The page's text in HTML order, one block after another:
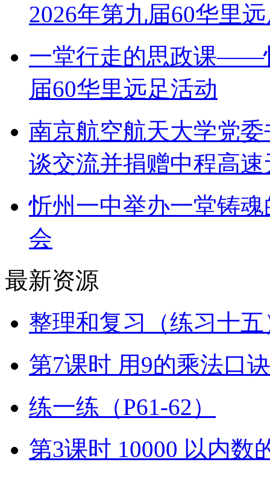
2026年第九届60华里
一堂行走的思政课——
届60华里远足活动
南京航空航天大学党
谈交流并捐赠中程高
忻州一中举办一堂铸
会
最新资源
整理和复习（练习十五
第7课时 用9的乘法口
练一练（P61-62）
第3课时 10000 以内数